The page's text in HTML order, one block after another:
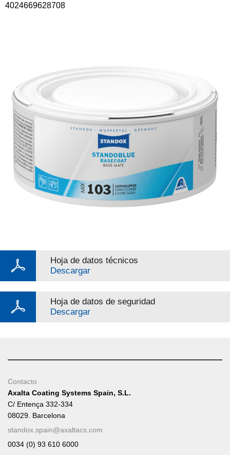
4024669628708
Hoja de datos técnicos
Descargar
Hoja de datos de seguridad
Descargar
Contacto
Axalta Coating Systems Spain, S.L.
C/ Entença 332-334
08029. Barcelona
standox.spain@axaltacs.com
0034 (0) 93 610 6000